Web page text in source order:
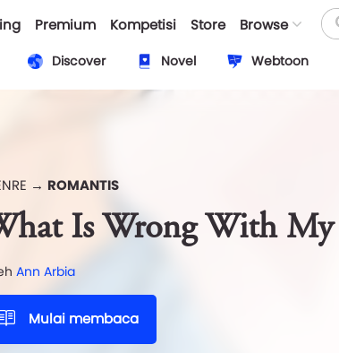
Premium Kompetisi Store Browse
Discover Novel Webtoon
→ ROMANTIS
Is Wrong With My
Ann Arbia
Mulai membaca